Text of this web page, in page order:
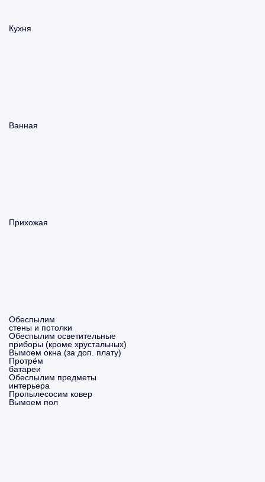
Кухня
Ванная
Прихожая
Обеспылим
стены и потолки
Обеспылим осветительные
приборы (кроме хрустальных)
Вымоем окна (за доп. плату)
Протрём
батареи
Обеспылим предметы
интерьера
Пропылесосим ковер
Вымоем пол